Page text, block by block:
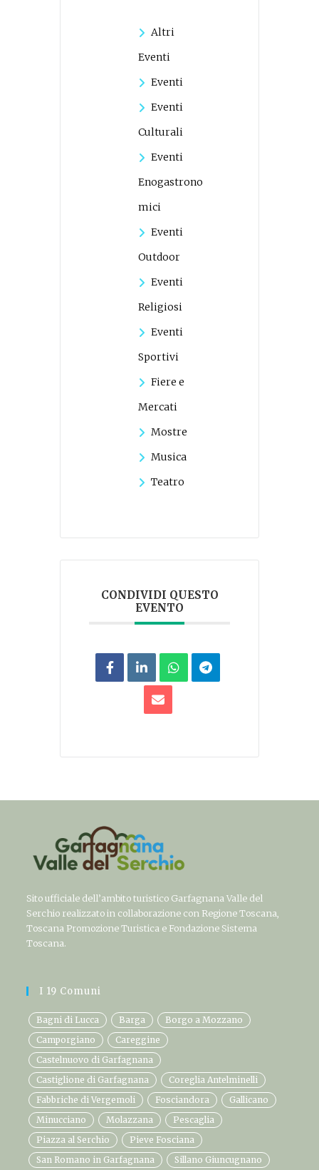
Altri
Eventi
Eventi
Eventi
Culturali
Eventi
Enogastrono
mici
Eventi
Outdoor
Eventi
Religiosi
Eventi
Sportivi
Fiere e
Mercati
Mostre
Musica
Teatro
CONDIVIDI QUESTO
EVENTO
Sito ufficiale dell’ambito turistico Garfagnana Valle del
Serchio realizzato in collaborazione con Regione Toscana,
Toscana Promozione Turistica e Fondazione Sistema
Toscana.
I 19 Comuni
Bagni di Lucca Barga
Borgo a Mozzano
Camporgiano
Careggine
Castelnuovo di Garfagnana
Castiglione di Garfagnana
Coreglia Antelminelli
Fabbriche di Vergemoli
Fosciandora
Gallicano
Minucciano
Molazzana
Pescaglia
Piazza al Serchio
Pieve Fosciana
San Romano in Garfagnana
Sillano Giuncugnano